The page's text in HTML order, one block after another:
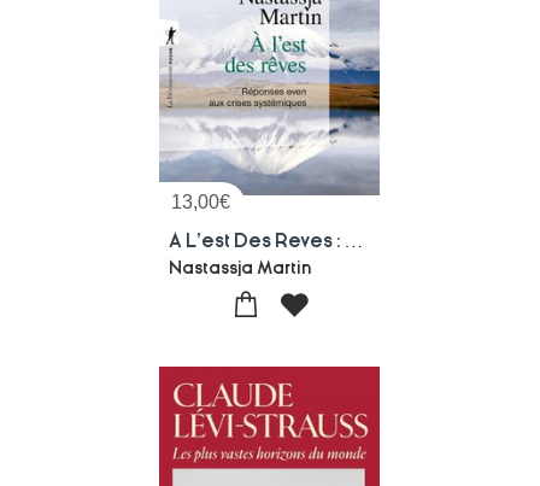
13,00€
Nastassja Martin